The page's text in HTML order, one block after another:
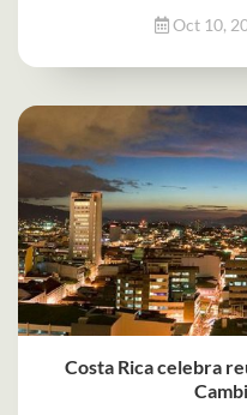
Oct 10,
Costa Rica celebra